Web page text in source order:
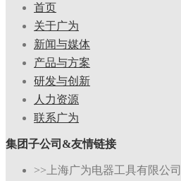
首页
关于广为
新闻与媒体
产品与方案
研发与创新
人力资源
联系广为
集团子公司&友情链接
>>上海广为电器工具有限公司